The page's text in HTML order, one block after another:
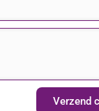
Verzend